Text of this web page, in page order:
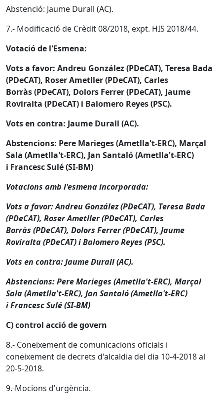
Abstenció: Jaume Durall (AC).
7.- Modificació de Crèdit 08/2018, expt. HIS 2018/44.
Votació de l'Esmena:
Vots a favor: Andreu González (PDeCAT), Teresa Bada
(PDeCAT), Roser Ametller (PDeCAT), Carles
Borràs (PDeCAT), Dolors Ferrer (PDeCAT), Jaume
Roviralta (PDeCAT) i Balomero Reyes (PSC).
Vots en contra: Jaume Durall (AC).
Abstencions: Pere Marieges (Ametlla't-ERC), Marçal
Sala (Ametlla't-ERC), Jan Santaló (Ametlla't-ERC)
i Francesc Sulé (SI-BM)
Votacions amb l'esmena incorporada:
Vots a favor: Andreu González (PDeCAT), Teresa Bada
(PDeCAT), Roser Ametller (PDeCAT), Carles
Borràs (PDeCAT), Dolors Ferrer (PDeCAT), Jaume
Roviralta (PDeCAT) i Balomero Reyes (PSC).
Vots en contra: Jaume Durall (AC).
Abstencions: Pere Marieges (Ametlla't-ERC), Marçal
Sala (Ametlla't-ERC), Jan Santaló (Ametlla't-ERC)
i Francesc Sulé (SI-BM)
C) control acció de govern
8.- Coneixement de comunicacions oficials i
coneixement de decrets d'alcaldia del dia 10-4-2018 al
20-5-2018.
9.-Mocions d'urgència.